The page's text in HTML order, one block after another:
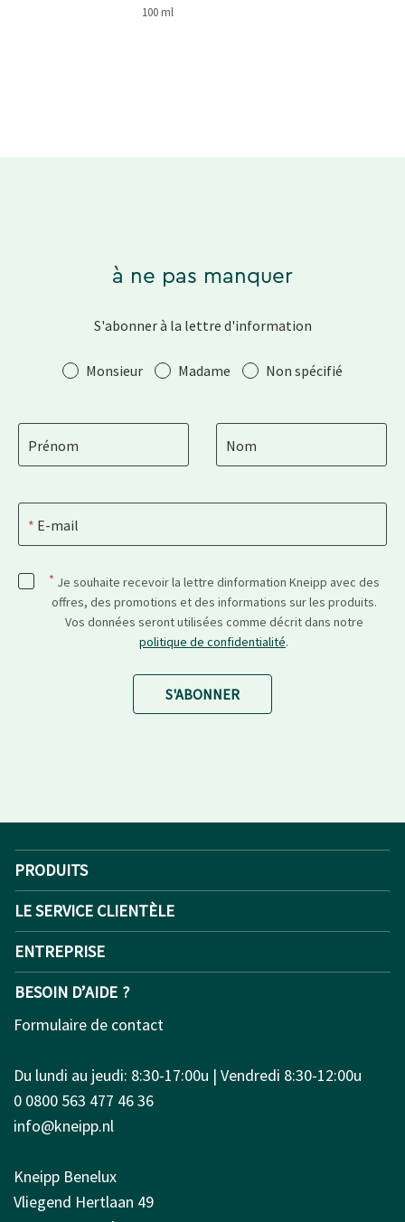
100 ml
à ne pas manquer
S'abonner à la lettre d'information
SalutationMonsieur Madame Non spécifié
Prénom Nom
E-mail
* Je souhaite recevoir la lettre dinformation Kneipp avec des
offres, des promotions et des informations sur les produits.
Vos données seront utilisées comme décrit dans notre
politique de confidentialité.
S'ABONNER
PRODUITS
LE SERVICE CLIENTÈLE
ENTREPRISE
BESOIN D’AIDE ?
Formulaire de contact
Du lundi au jeudi: 8:30-17:00u | Vendredi 8:30-12:00u
0 0800 563 477 46 36
info@kneipp.nl
Kneipp Benelux
Vliegend Hertlaan 49